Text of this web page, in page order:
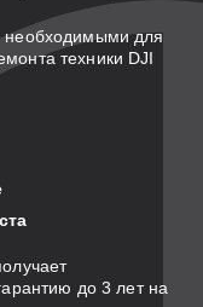
необходимыми для
техники DJI
до 3 лет на